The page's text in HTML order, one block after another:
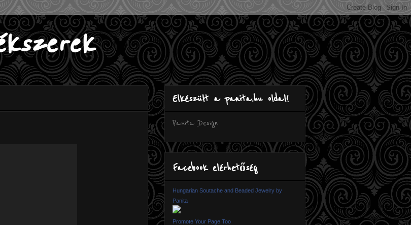
Elkészült a panita.hu oldal!
Panita Design
Facebook elérhetőség
Hungarian Soutache and Beaded Jewelry by
Panita
Promote Your Page Too